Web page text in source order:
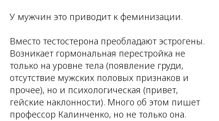
У мужчин это приводит к феминизации.
Вместо тестостерона преобладают эстрогены.
Возникает гормональная перестройка не
только на уровне тела (появление груди,
отсутствие мужских половых признаков и
прочее), но и психологическая (привет,
гейские наклонности). Много об этом пишет
профессор Калинченко, но не только она.